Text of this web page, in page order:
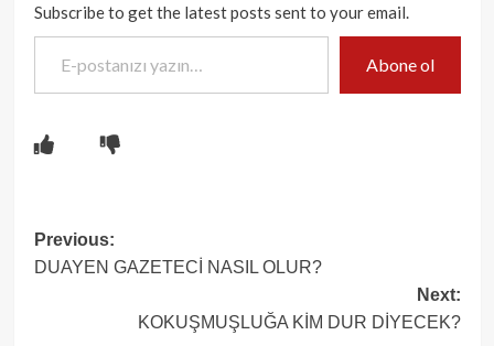
Subscribe to get the latest posts sent to your email.
E-postanızı yazın…
Abone ol
Post
navigation
Previous:
DUAYEN GAZETECİ NASIL OLUR?
Next:
KOKUŞMUŞLUĞA KİM DUR DİYECEK?